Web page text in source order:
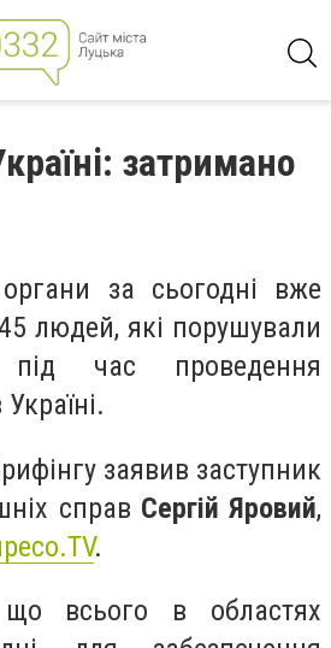
затримано
за сьогодні вже
людей, які порушували
під час проведення
заявив заступник
справ Сергій Яровий,
.
що всього в областях